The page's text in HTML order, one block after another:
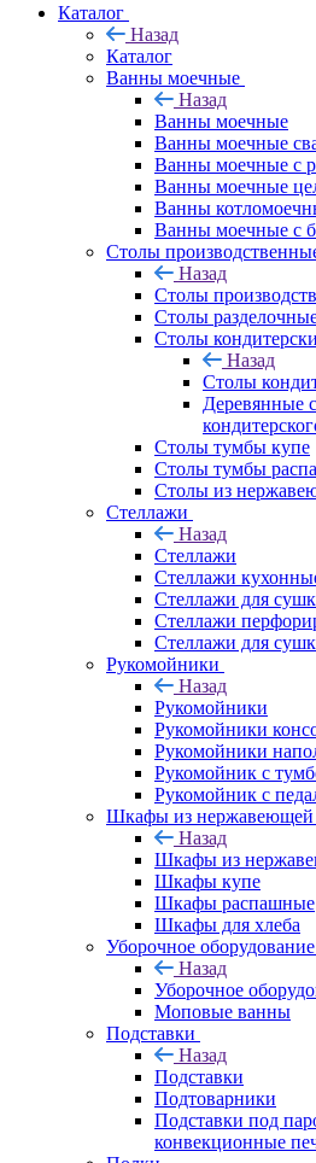
Каталог
Назад
Каталог
Ванны моечные
Назад
Ванны моечные
Ванны моечные
Ванны моечные с
Ванны моечные
Ванны
Ванны моечные с
Столы
Назад
Столы
Столы
Столы
Назад
Столы
Деревянные
Столы тумбы купе
Столы тумбы
Столы из
Стеллажи
Назад
Стеллажи
Стеллажи
Стеллажи для
Стеллажи
Стеллажи для
Рукомойники
Назад
Рукомойники
Рукомойники
Рукомойники
Рукомойник с
Рукомойник с
Шкафы из нержавеющей
Назад
Шкафы из
Шкафы купе
Шкафы распашные
Шкафы для хлеба
Уборочное оборудование
Назад
Уборочное
Моповые ванны
Подставки
Назад
Подставки
Подтоварники
Подставки под
конвекционные